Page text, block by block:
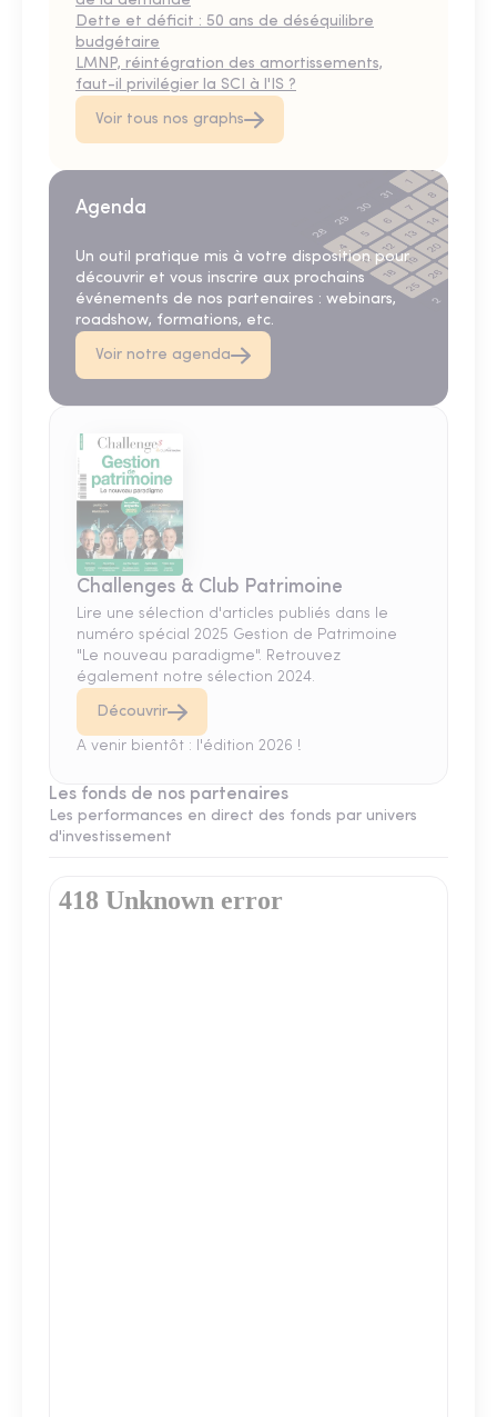
Dette et déficit : 50 ans de déséquilibre
budgétaire
LMNP, réintégration des amortissements,
faut-il privilégier la SCI à l'IS ?
Voir tous nos graphs
Agenda
Un outil pratique mis à votre disposition pour
découvrir et vous inscrire aux prochains
événements de nos partenaires : webinars,
roadshow, formations, etc.
Voir notre agenda
Challenges & Club Patrimoine
Lire une sélection d'articles publiés dans le
numéro spécial 2025 Gestion de Patrimoine
"Le nouveau paradigme". Retrouvez
également notre sélection 2024.
Découvrir
A venir bientôt : l'édition 2026 !
Les fonds de nos partenaires
Les performances en direct des fonds par univers
d'investissement